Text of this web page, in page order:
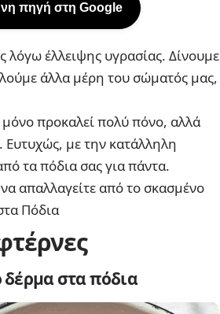
πηγή στη Google
λόγω έλλειψης υγρασίας. Δίνουμε
άλλα μέρη του σώματός μας,
μόνο προκαλεί πολύ πόνο, αλλά
Ευτυχώς, με την κατάλληλη
τα πόδια σας για πάντα.
απαλλαγείτε από το σκασμένο
Πόδια
στα πόδια